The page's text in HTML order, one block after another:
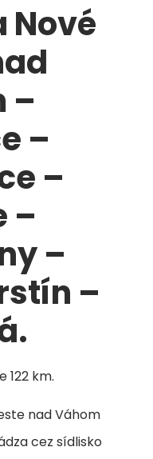
Nové
–
–
–
–
–
–
122 km.
nad Váhom
cez sídlisko